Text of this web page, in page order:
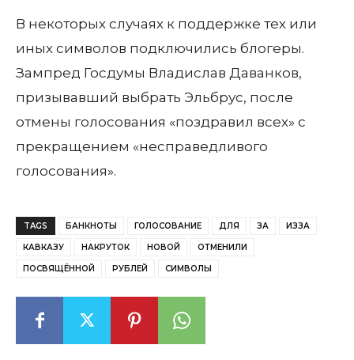
В некоторых случаях к поддержке тех или
иных символов подключились блогеры.
Зампред Госдумы Владислав Даванков,
призывавший выбрать Эльбрус, после
отмены голосования «поздравил всех» с
прекращением «несправедливого
голосования».
TAGS БАНКНОТЫ ГОЛОСОВАНИЕ ДЛЯ ЗА ИЗЗА
КАВКАЗУ НАКРУТОК НОВОЙ ОТМЕНИЛИ
ПОСВЯЩЁННОЙ РУБЛЕЙ СИМВОЛЫ